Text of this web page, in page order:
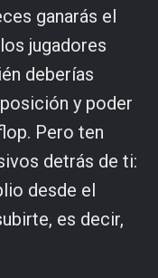
ganarás el
jugadores
deberías
y poder
Pero ten
detrás de ti:
desde el
es decir,